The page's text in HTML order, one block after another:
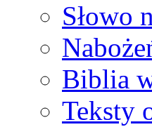
Słowo
Biblia
Teksty